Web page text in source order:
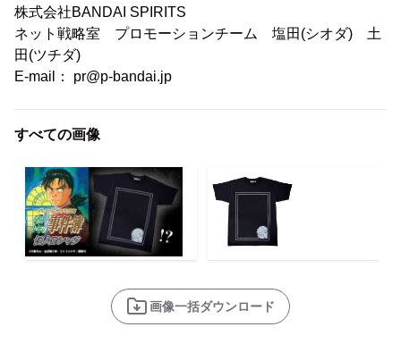
株式会社BANDAI SPIRITS
ネット戦略室 プロモーションチーム 塩田(シオダ) 土
田(ツチダ)
E-mail： pr@p-bandai.jp
すべての画像
画像一括ダウンロード